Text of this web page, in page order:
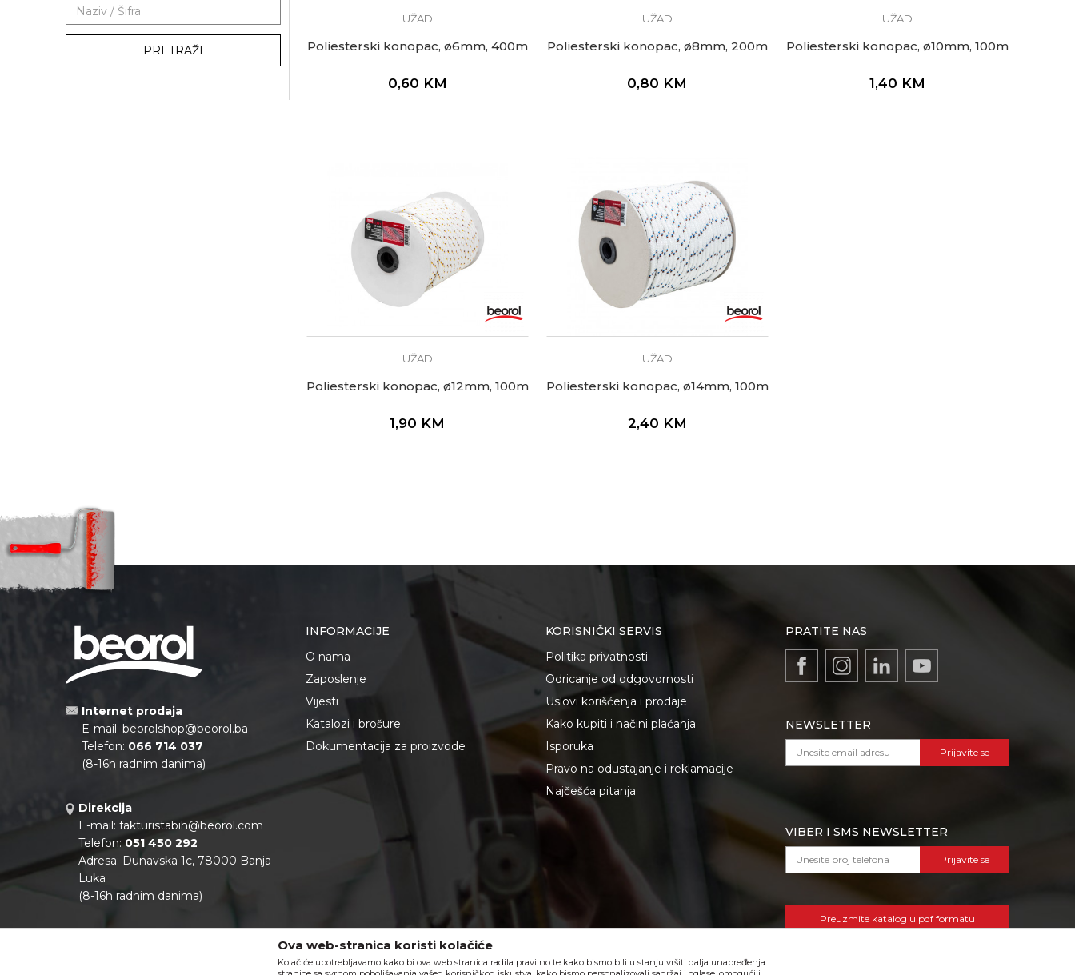
PRETRAŽI
UŽAD
Poliesterski konopac, ø6mm, 400m
0,60 KM
UŽAD
Poliesterski konopac, ø8mm, 200m
0,80 KM
UŽAD
Poliesterski konopac, ø10mm, 100m
1,40 KM
UŽAD
Poliesterski konopac, ø12mm, 100m
1,90 KM
UŽAD
Poliesterski konopac, ø14mm, 100m
2,40 KM
Internet prodaja
E-mail: beorolshop@beorol.ba
Telefon: 066 714 037
(8-16h radnim danima)
Direkcija
E-mail: fakturistabih@beorol.com
Telefon: 051 450 292
Adresa: Dunavska 1c, 78000 Banja
Luka
(8-16h radnim danima)
INFORMACIJE
O nama
Zaposlenje
Vijesti
Katalozi i brošure
Dokumentacija za proizvode
KORISNIČKI SERVIS
Politika privatnosti
Odricanje od odgovornosti
Uslovi korišćenja i prodaje
Kako kupiti i načini plaćanja
Isporuka
Pravo na odustajanje i reklamacije
Najčešća pitanja
PRATITE NAS
NEWSLETTER
Prijavite se
VIBER I SMS NEWSLETTER
Prijavite se
Preuzmite katalog u pdf formatu
Ova web-stranica koristi kolačiće
Kolačiće upotrebljavamo kako bi ova web stranica radila pravilno te kako bismo bili u stanju vršiti dalja unapređenja